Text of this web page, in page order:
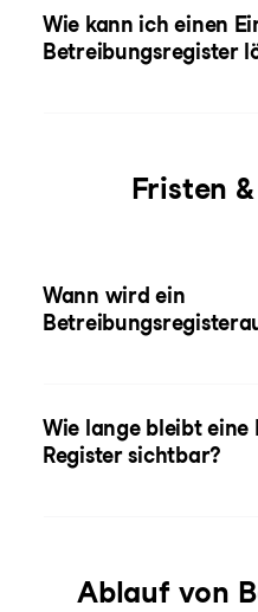
Wie kann ich einen
Betreibungsregister
Fristen
Wann wird ein
Wie lange bleibt eine
Register sichtbar?
Ablauf von